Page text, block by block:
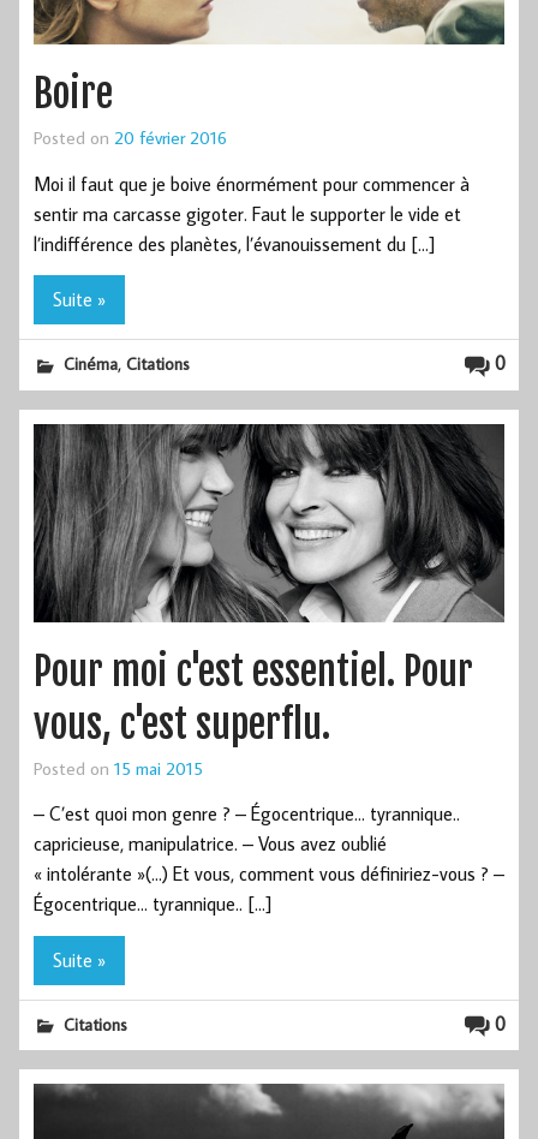
Boire
Posted on 20 février 2016
Moi il faut que je boive énormément pour commencer à
sentir ma carcasse gigoter. Faut le supporter le vide et
l’indifférence des planètes, l’évanouissement du […]
Suite »
0
Cinéma,Citations
Pour moi c'est essentiel. Pour
vous, c'est superflu.
Posted on 15 mai 2015
– C’est quoi mon genre ? – Égocentrique… tyrannique..
capricieuse, manipulatrice. – Vous avez oublié
« intolérante »(…) Et vous, comment vous définiriez-vous ? –
Égocentrique… tyrannique.. […]
Suite »
0
Citations